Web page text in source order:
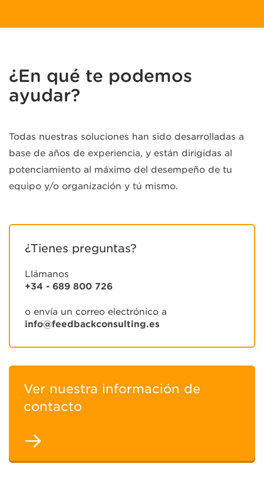
¿En qué te podemos
ayudar?
Todas nuestras soluciones han sido desarrolladas a
base de años de experiencia, y están dirigidas al
potenciamiento al máximo del desempeño de tu
equipo y/o organización y tú mismo.
¿Tienes preguntas?
Llámanos
+34 - 689 800 726
o envía un correo electrónico a
info@feedbackconsulting.es
Ver nuestra información de
contacto